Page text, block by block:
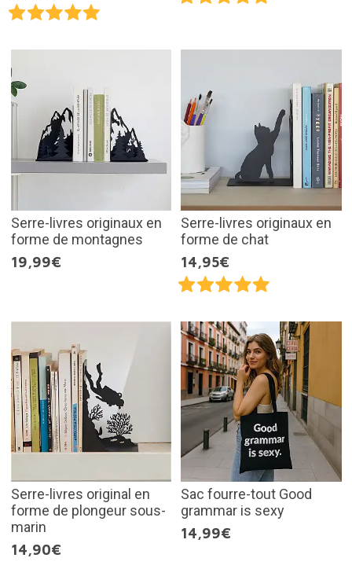
Serre-livres originaux en
forme de montagnes
19,99€
Serre-livres originaux en
forme de chat
14,95€
Serre-livres original en
forme de plongeur sous-
marin
14,90€
Sac fourre-tout Good
grammar is sexy
14,99€